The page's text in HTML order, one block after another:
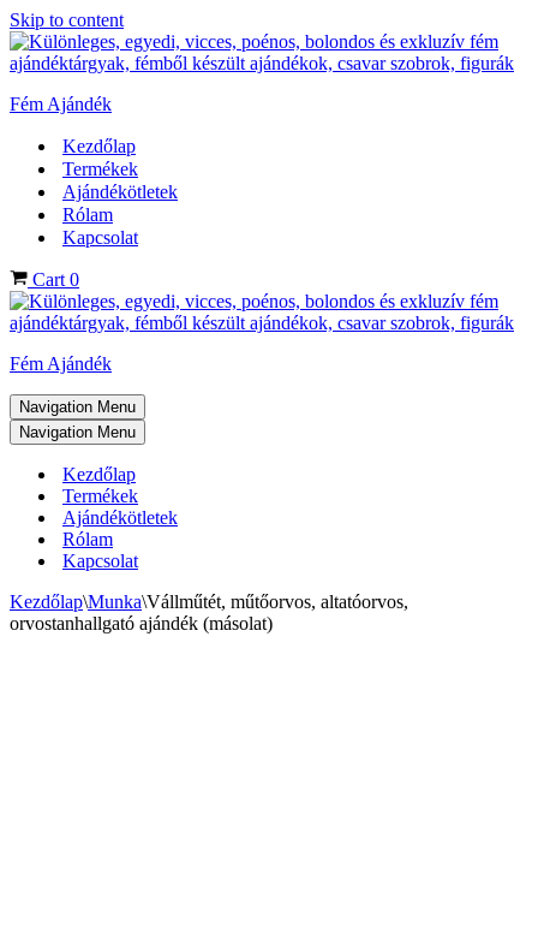
Skip to content
Fém Ajándék
Kezdőlap
Termékek
Ajándékötletek
Rólam
Kapcsolat
Cart 0
Fém Ajándék
Navigation Menu
Navigation Menu
Kezdőlap
Termékek
Ajándékötletek
Rólam
Kapcsolat
Kezdőlap\Munka\Vállműtét, műtőorvos, altatóorvos,
orvostanhallgató ajándék (másolat)